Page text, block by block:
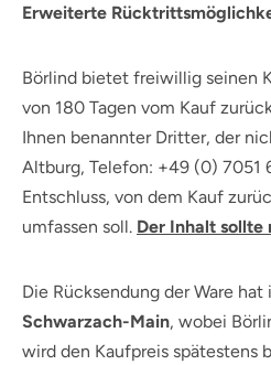
Erweiterte
Börlind bietet freiwillig seinen
von 180 Tagen vom Kauf
Ihnen benannter Dritter, der
Altburg, Telefon: +49 (0) 7051
Entschluss, von dem Kauf
umfassen soll. Der Inhalt sollte
Die Rücksendung der Ware
Schwarzach-Main, wobei
wird den Kaufpreis spätestens